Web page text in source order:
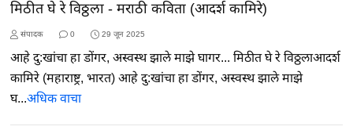
मिठीत घे रे विठ्ठला - मराठी कविता (आदर्श कामिरे)
संपादक 0 29 जून 2025
आहे दु:खांचा हा डोंगर, अस्वस्थ झाले माझे घागर... मिठीत घे रे विठ्ठलाआदर्श
कामिरे (महाराष्ट्र, भारत) आहे दु:खांचा हा डोंगर, अस्वस्थ झाले माझे
घ...अधिक वाचा